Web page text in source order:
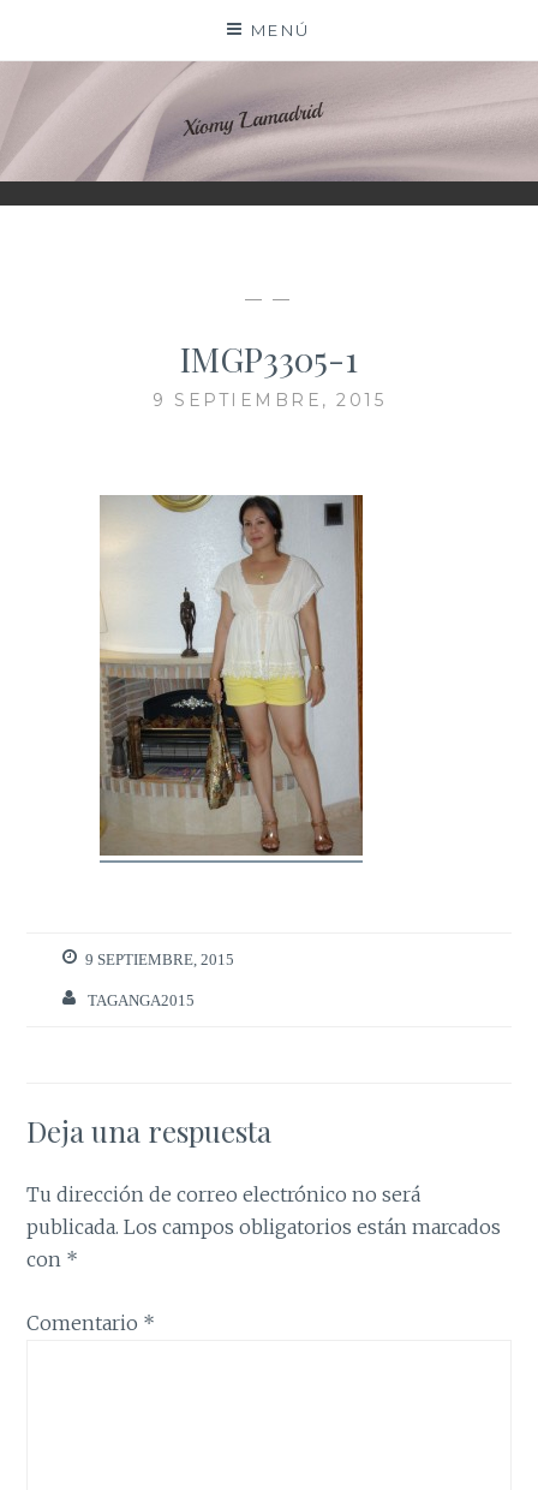
contenido
MENÚ
XIOMY LAMADRID
— —
IMGP3305-1
9 SEPTIEMBRE, 2015
9 SEPTIEMBRE, 2015
TAGANGA2015
Deja una respuesta
Tu dirección de correo electrónico no será
publicada. Los campos obligatorios están marcados
con *
Comentario *